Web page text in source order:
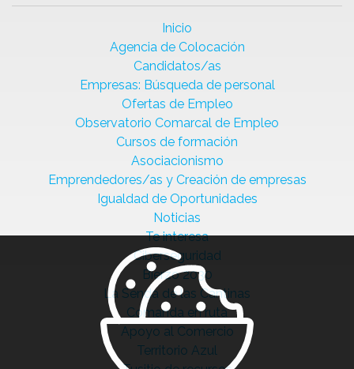
Inicio
Agencia de Colocación
Candidatos/as
Empresas: Búsqueda de personal
Ofertas de Empleo
Observatorio Comarcal de Empleo
Cursos de formación
Asociacionismo
Emprendedores/as y Creación de empresas
Igualdad de Oportunidades
Noticias
Te interesa
Ciberseguridad
Bierzo 2030
La Senda de las Cantinas
Comanda en ruta
Apoyo al Comercio
Territorio Azul